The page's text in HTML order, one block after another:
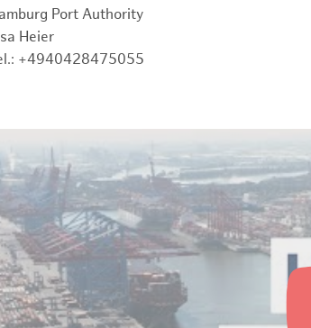
Port Authority
Heier
+4940428475055